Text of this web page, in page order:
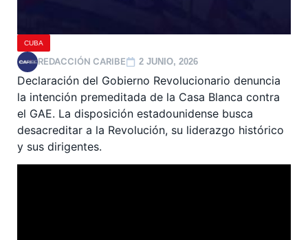
CUBA
REDACCIÓN CARIBE 2 JUNIO, 2026
Declaración del Gobierno Revolucionario denuncia
la intención premeditada de la Casa Blanca contra
el GAE. La disposición estadounidense busca
desacreditar a la Revolución, su liderazgo histórico
y sus dirigentes.